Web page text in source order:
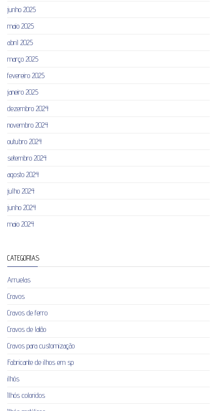
junho 2025
maio 2025
abril 2025
março 2025
fevereiro 2025
janeiro 2025
dezembro 2024
novembro 2024
outubro 2024
setembro 2024
agosto 2024
julho 2024
junho 2024
maio 2024
CATEGORIAS
Arruelas
Cravos
Cravos de ferro
Cravos de latão
Cravos para customização
Fabricante de ilhos em sp
ilhós
Ilhós coloridos